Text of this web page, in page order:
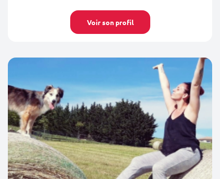
Voir son profil